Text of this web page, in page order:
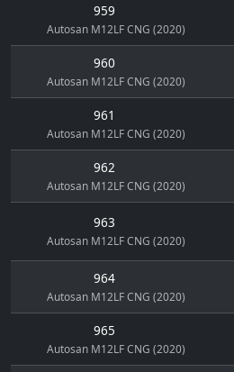
959
Autosan M12LF CNG (2020)
960
Autosan M12LF CNG (2020)
961
Autosan M12LF CNG (2020)
962
Autosan M12LF CNG (2020)
963
Autosan M12LF CNG (2020)
964
Autosan M12LF CNG (2020)
965
Autosan M12LF CNG (2020)